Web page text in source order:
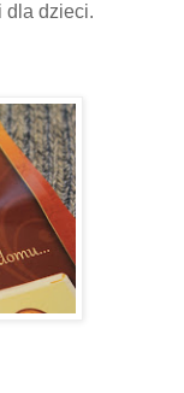
dla dzieci.